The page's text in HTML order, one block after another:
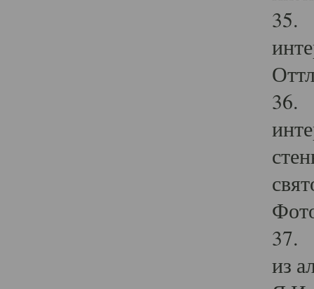
35.
36.
37.
из